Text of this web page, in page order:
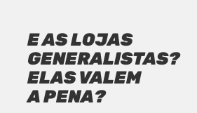
E AS LOJAS
GENERALISTAS?
ELAS VALEM
A PENA?